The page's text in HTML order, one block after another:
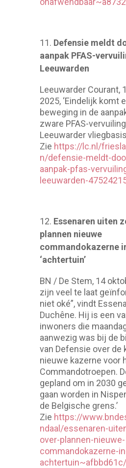
Defensie meldt
aanpak PFAS-
Leeuwarden
Leeuwarder Courant,
2025, ‘Eindelijk komt
beweging in de
zware PFAS-
Leeuwarder
Zie https://lc.nl/
n/defensie-meldt-
aanpak-pfas-
leeuwarden-
Essenaren uiten
plannen nieuwe
commandokazerne
‘achtertuin’
BN / De Stem, 14
zijn veel te laat
niet oké”, vindt
Duchêne. Hij is een
inwoners die
aanwezig was bij de
van Defensie over de
nieuwe kazerne voor
Commandotroepen.
gepland om in 2030
gaan worden in
de Belgische grens.’
Zie https://
ndaal/essenaren-
over-plannen-nieuwe-
commandokazerne-
achtertuin~afbbd61c/